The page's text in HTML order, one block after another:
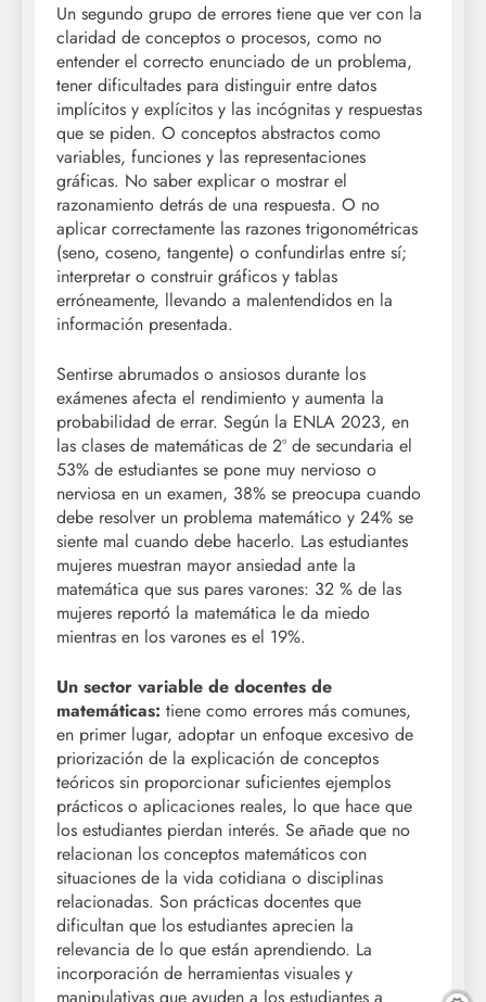
Un segundo grupo de errores tiene que ver con la
claridad de conceptos o procesos, como no
entender el correcto enunciado de un problema,
tener dificultades para distinguir entre datos
implícitos y explícitos y las incógnitas y respuestas
que se piden. O conceptos abstractos como
variables, funciones y las representaciones
gráficas. No saber explicar o mostrar el
razonamiento detrás de una respuesta. O no
aplicar correctamente las razones trigonométricas
(seno, coseno, tangente) o confundirlas entre sí;
interpretar o construir gráficos y tablas
erróneamente, llevando a malentendidos en la
información presentada.
Sentirse abrumados o ansiosos durante los
exámenes afecta el rendimiento y aumenta la
probabilidad de errar. Según la ENLA 2023, en
las clases de matemáticas de 2º de secundaria el
53% de estudiantes se pone muy nervioso o
nerviosa en un examen, 38% se preocupa cuando
debe resolver un problema matemático y 24% se
siente mal cuando debe hacerlo. Las estudiantes
mujeres muestran mayor ansiedad ante la
matemática que sus pares varones: 32 % de las
mujeres reportó la matemática le da miedo
mientras en los varones es el 19%.
Un sector variable de docentes de
matemáticas: tiene como errores más comunes,
en primer lugar, adoptar un enfoque excesivo de
priorización de la explicación de conceptos
teóricos sin proporcionar suficientes ejemplos
prácticos o aplicaciones reales, lo que hace que
los estudiantes pierdan interés. Se añade que no
relacionan los conceptos matemáticos con
situaciones de la vida cotidiana o disciplinas
relacionadas. Son prácticas docentes que
dificultan que los estudiantes aprecien la
relevancia de lo que están aprendiendo. La
incorporación de herramientas visuales y